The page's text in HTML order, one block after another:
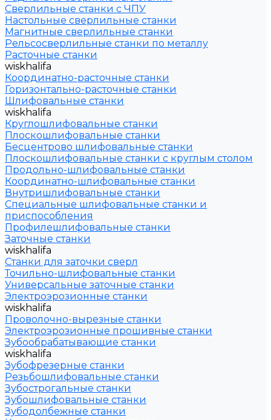
Сверлильные станки с ЧПУ
Настольные сверлильные станки
Магнитные сверлильные станки
Рельсосверлильные станки по металлу
Расточные станки
wiskhalifa
Координатно-расточные станки
Горизонтально-расточные станки
Шлифовальные станки
wiskhalifa
Круглошлифовальные станки
Плоскошлифовальные станки
Бесцентрово шлифовальные станки
Плоскошлифовальные станки с круглым столом
Продольно-шлифовальные станки
Координатно-шлифовальные станки
Внутришлифовальные станки
Специальные шлифовальные станки и
приспособления
Профилешлифовальные станки
Заточные станки
wiskhalifa
Станки для заточки сверл
Точильно-шлифовальные станки
Универсальные заточные станки
Электроэрозионные станки
wiskhalifa
Проволочно-вырезные станки
Электроэрозионные прошивные станки
Зубообрабатывающие станки
wiskhalifa
Зубофрезерные станки
Резьбошлифовальные станки
Зубострогальные станки
Зубошлифовальные станки
Зубодолбежные станки